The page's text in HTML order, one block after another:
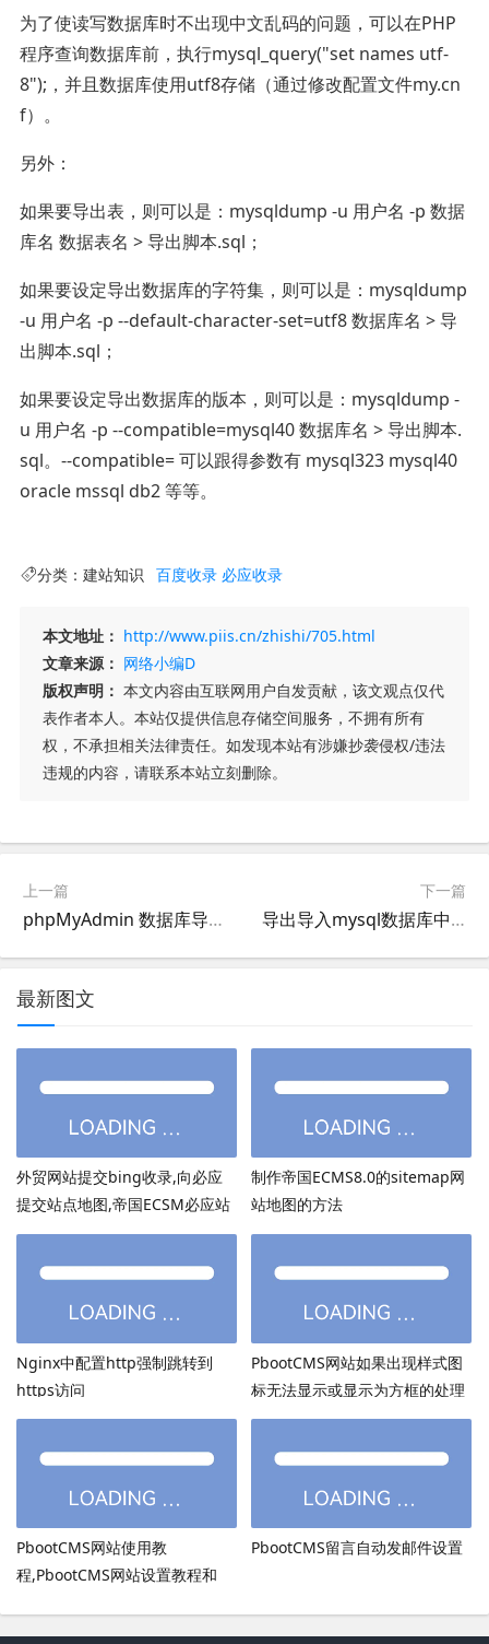
为了使读写数据库时不出现中文乱码的问题，可以在PHP
程序查询数据库前，执行mysql_query("set names utf-
8");，并且数据库使用utf8存储（通过修改配置文件my.cn
f）。
另外：
如果要导出表，则可以是：mysqldump -u 用户名 -p 数据
库名 数据表名 > 导出脚本.sql；
如果要设定导出数据库的字符集，则可以是：mysqldump
-u 用户名 -p --default-character-set=utf8 数据库名 > 导
出脚本.sql；
如果要设定导出数据库的版本，则可以是：mysqldump -
u 用户名 -p --compatible=mysql40 数据库名 > 导出脚本.
sql。--compatible= 可以跟得参数有 mysql323 mysql40
oracle mssql db2 等等。
分类： 建站知识 百度收录 必应收录
本文地址： http://www.piis.cn/zhishi/705.html
文章来源： 网络小编D
版权声明： 本文内容由互联网用户自发贡献，该文观点仅代
表作者本人。本站仅提供信息存储空间服务，不拥有所有
权，不承担相关法律责任。如发现本站有涉嫌抄袭侵权/违法
违规的内容，请联系本站立刻删除。
上一篇
phpMyAdmin 数据库导入超过大小限制 解决办法
下一篇
导出导入mysql数据库中的数据
最新图文
外贸网站提交bing收录,向必应
提交站点地图,帝国ECSM必应站
点图sitemap提交
制作帝国ECMS8.0的sitemap网
站地图的方法
Nginx中配置http强制跳转到
https访问
PbootCMS网站如果出现样式图
标无法显示或显示为方框的处理
方法
PbootCMS网站使用教
程,PbootCMS网站设置教程和
PbootCMS留言自动发邮件设置